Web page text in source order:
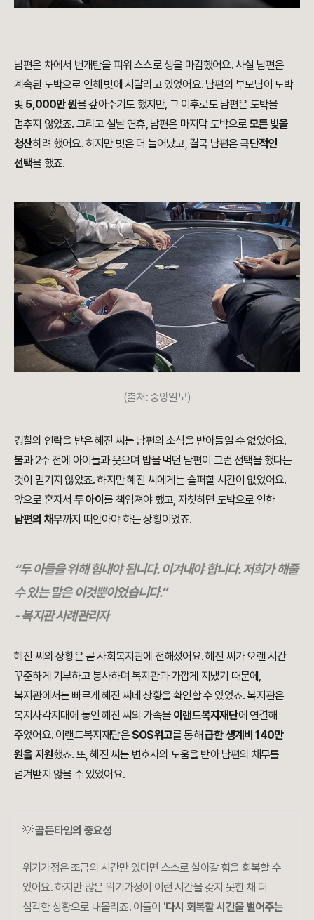
남편은 차에서 번개탄을 피워 스스로 생을 마감했어요. 사실 남편은
계속된 도박으로 인해 빚에 시달리고 있었어요. 남편의 부모님이 도박
빚 5,000만 원을 갚아주기도 했지만, 그 이후로도 남편은 도박을
멈추지 않았죠. 그리고 설날 연휴, 남편은 마지막 도박으로 모든 빚을
청산하려 했어요. 하지만 빚은 더 늘어났고, 결국 남편은극단적인
선택을 했죠.
(출처: 중앙일보)
경찰의 연락을 받은 혜진 씨는 남편의 소식을 받아들일 수 없었어요.
불과 2주 전에 아이들과 웃으며 밥을 먹던 남편이 그런 선택을 했다는
것이 믿기지 않았죠. 하지만 혜진 씨에게는 슬퍼할 시간이 없었어요.
앞으로 혼자서 두 아이를 책임져야 했고, 자칫하면 도박으로 인한
남편의 채무까지 떠안아야 하는 상황이었죠.
“두 아들을 위해 힘내야 됩니다. 이겨내야 합니다. 저희가 해줄
수 있는 말은 이것뿐이었습니다.”
- 복지관 사례관리자
혜진 씨의 상황은 곧 사회복지관에 전해졌어요. 혜진 씨가 오랜 시간
꾸준하게 기부하고 봉사하며 복지관과 가깝게 지냈기 때문에,
복지관에서는 빠르게 혜진 씨네 상황을 확인할 수 있었죠. 복지관은
복지사각지대에 놓인 혜진 씨의 가족을 이랜드복지재단에 연결해
주었어요. 이랜드복지재단은 SOS위고를 통해 급한 생계비 140만
원을 지원했죠. 또, 혜진 씨는 변호사의 도움을 받아 남편의 채무를
넘겨받지 않을 수 있었어요.
💡골든타임의 중요성
위기가정은 조금의 시간만 있다면 스스로 살아갈 힘을 회복할 수
있어요. 하지만 많은 위기가정이 이런 시간을 갖지 못한 채 더
심각한 상황으로 내몰리죠. 이들이 '다시 회복할 시간을 벌어주는